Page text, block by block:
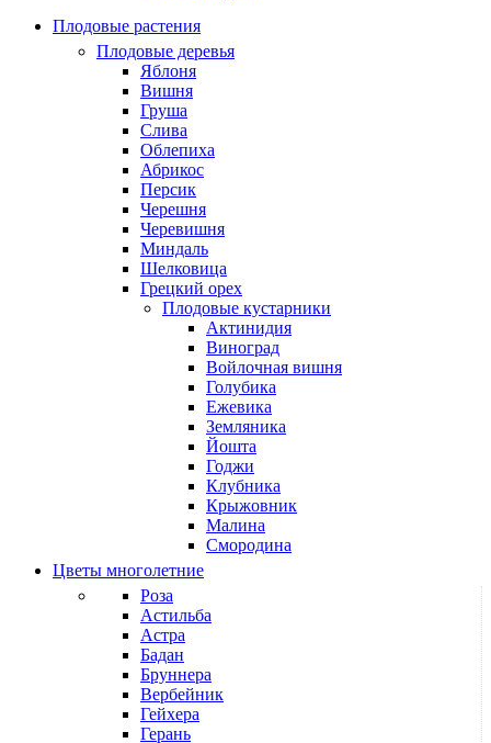
Плодовые растения
Плодовые деревья
Яблоня
Вишня
Груша
Слива
Облепиха
Абрикос
Персик
Черешня
Черевишня
Миндаль
Шелковица
Грецкий орех
Плодовые кустарники
Актинидия
Виноград
Войлочная вишня
Голубика
Ежевика
Земляника
Йошта
Годжи
Клубника
Крыжовник
Малина
Смородина
Цветы многолетние
Роза
Астильба
Астра
Бадан
Бруннера
Вербейник
Гейхера
Герань